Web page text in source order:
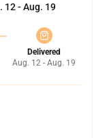
12 - Aug. 19
Delivered
Aug. 12 - Aug. 19